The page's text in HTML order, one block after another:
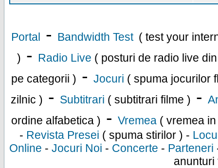
Portal - Bandwidth Test ( test your
) - Radio Live ( posturi de radio live
pe categorii ) - Jocuri ( spuma jocurilor
zilnic ) - Subtitrari ( subtitrari filme ) -
ordine alfabetica ) - Vremea ( vremea
- Revista Presei ( spuma stirilor ) -
Online - Jocuri Noi - Concerte - Parteneri
anunturi